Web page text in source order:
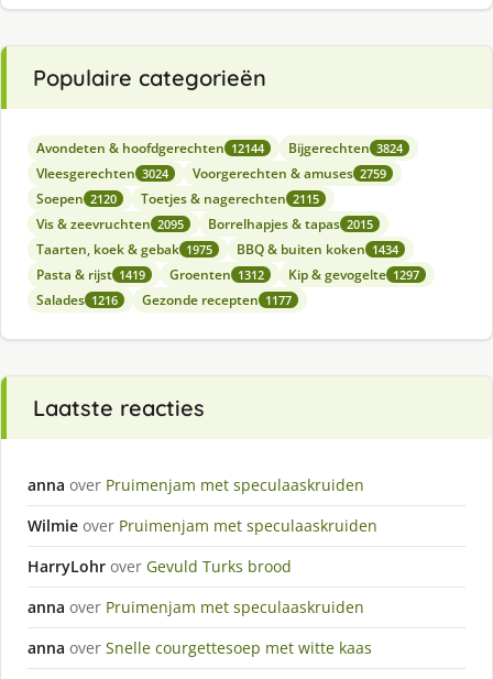
Populaire categorieën
Avondeten & hoofdgerechten 12144 Bijgerechten 3824
Vleesgerechten 3024 Voorgerechten & amuses 2759
Soepen 2120 Toetjes & nagerechten 2115
Vis & zeevruchten 2095 Borrelhapjes & tapas 2015
Taarten, koek & gebak 1975 BBQ & buiten koken 1434
Pasta & rijst 1419 Groenten 1312 Kip & gevogelte 1297
Salades 1216 Gezonde recepten 1177
Laatste reacties
anna over Pruimenjam met speculaaskruiden
Wilmie over Pruimenjam met speculaaskruiden
HarryLohr over Gevuld Turks brood
anna over Pruimenjam met speculaaskruiden
anna over Snelle courgettesoep met witte kaas